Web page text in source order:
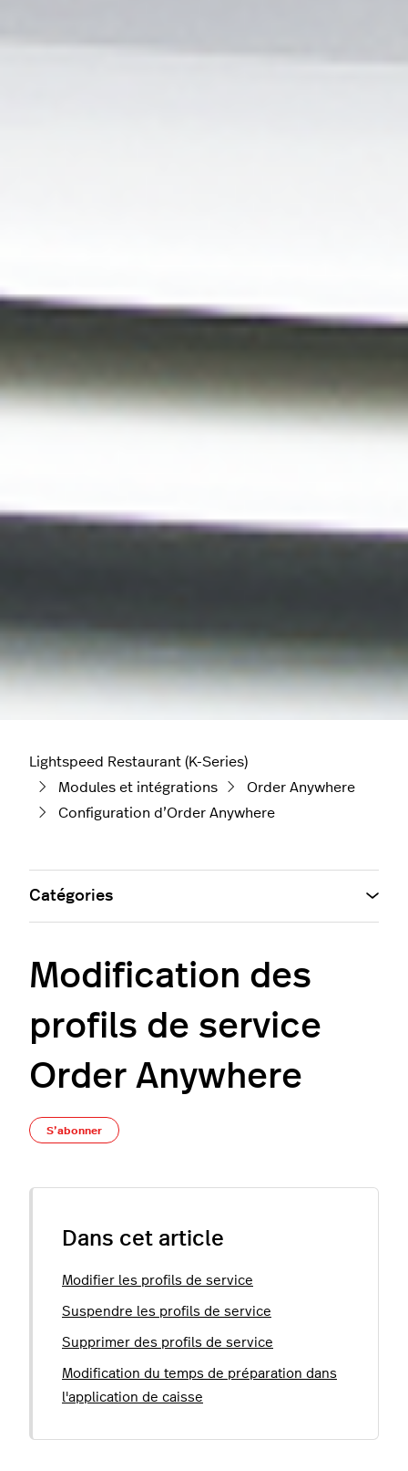
Lightspeed Restaurant (K-Series)
Modules et intégrations
Order Anywhere
Configuration d’Order Anywhere
Modification des
profils de service
Order Anywhere
S’abonner
Dans cet article
Modifier les profils de service
Suspendre les profils de service
Supprimer des profils de service
Modification du temps de préparation dans
l'application de caisse
Catégories